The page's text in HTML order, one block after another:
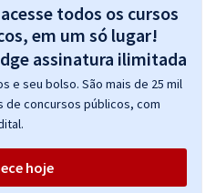
Grosso - Contador
R$33,33
todos os cursos
em um só lugar!
e seu bolso. São mais de 25 mil
de concursos públicos, com
hoje